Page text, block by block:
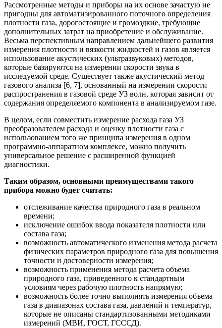
Рассмотренные методы и приборы на их основе зачастую не
пригодны для автоматизированного поточного определения
плотности газа, дорогостоящие и громоздкие, требующие
дополнительных затрат на приобретение и обслуживание.
Весьма перспективным направлением дальнейшего развития
измерения плотности и вязкости жидкостей и газов является
использование акустических (ультразвуковых) методов,
которые базируются на измерении скорости звука в
исследуемой среде. Существует также акустический метод
газового анализа [6, 7], основанный на измерении скорости
распространения в газовой среде УЗ волн, которая зависит от
содержания определяемого компонента в анализируемом газе.
В целом, если совместить измерение расхода газа УЗ
преобразователем расхода и оценку плотности газа с
использованием того же принципа измерения в одном
программно-аппаратном комплексе, можно получить
универсальное решение с расширенной функцией
диагностики.
Таким образом, основными преимуществами такого
прибора можно будет считать:
отслеживание качества природного газа в реальном
времени;
исключение ошибок ввода показателя плотности или
состава газа;
возможность автоматического изменения метода расчета
физических параметров природного газа для повышения
точности и достоверности измерения;
возможность применения метода расчета объема
природного газа, приведенного к стандартным
условиям через рабочую плотность напрямую;
возможность более точно выполнять измерения объема
газа в диапазонах состава газа, давлений и температур,
которые не описаны стандартизованными методиками
измерений (МВИ, ГОСТ, ГСССД).